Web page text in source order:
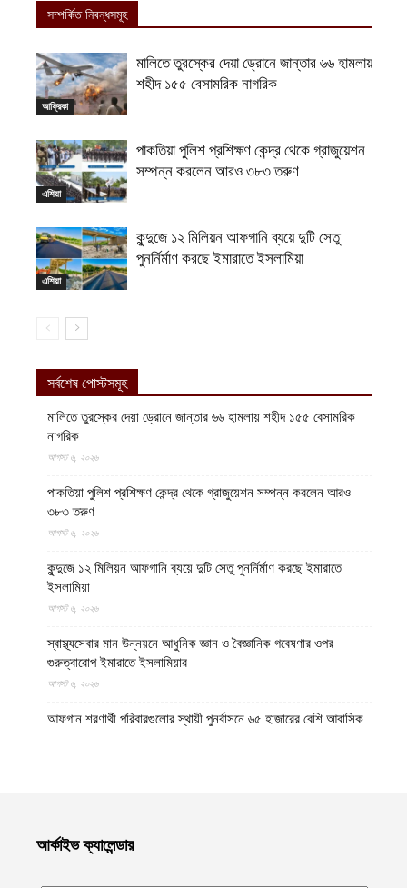
সম্পর্কিত নিবন্ধসমূহ
আফ্রিকা
মালিতে তুরস্কের দেয়া ড্রোনে জান্তার ৬৬ হামলায়
শহীদ ১৫৫ বেসামরিক নাগরিক
এশিয়া
পাকতিয়া পুলিশ প্রশিক্ষণ কেন্দ্র থেকে গ্রাজুয়েশন
সম্পন্ন করলেন আরও ৩৮৩ তরুণ
এশিয়া
কুন্দুজে ১২ মিলিয়ন আফগানি ব্যয়ে দুটি সেতু
পুনর্নির্মাণ করছে ইমারাতে ইসলামিয়া
সর্বশেষ পোস্টসমূহ
মালিতে তুরস্কের দেয়া ড্রোনে জান্তার ৬৬ হামলায় শহীদ ১৫৫ বেসামরিক
নাগরিক
আগস্ট ৬, ২০২৬
পাকতিয়া পুলিশ প্রশিক্ষণ কেন্দ্র থেকে গ্রাজুয়েশন সম্পন্ন করলেন আরও
৩৮৩ তরুণ
আগস্ট ৬, ২০২৬
কুন্দুজে ১২ মিলিয়ন আফগানি ব্যয়ে দুটি সেতু পুনর্নির্মাণ করছে ইমারাতে
ইসলামিয়া
আগস্ট ৬, ২০২৬
স্বাস্থ্যসেবার মান উন্নয়নে আধুনিক জ্ঞান ও বৈজ্ঞানিক গবেষণার ওপর
গুরুত্বারোপ ইমারাতে ইসলামিয়ার
আগস্ট ৬, ২০২৬
আফগান শরণার্থী পরিবারগুলোর স্থায়ী পুনর্বাসনে ৬৫ হাজারের বেশি আবাসিক
ইসলামিয়া
আগস্ট ৬, ২০২৬
আর্কাইভ ক্যালেন্ডার